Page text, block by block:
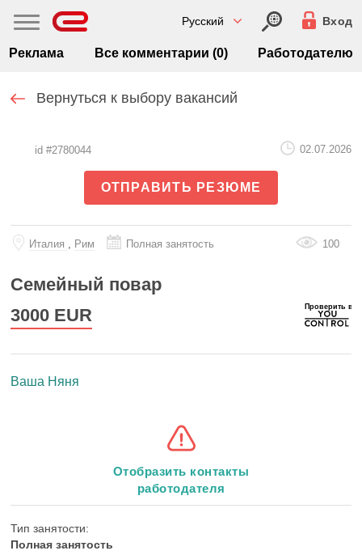
Русский Вход
Реклама Все комментарии (0) Работодателю
Вернуться к выбору вакансий
id #2780044 02.07.2026
ОТПРАВИТЬ РЕЗЮМЕ
Италия , Рим Полная занятость 100
Семейный повар
3000 EUR
Ваша Няня
Отобразить контакты
работодателя
Тип занятости:
Полная занятость